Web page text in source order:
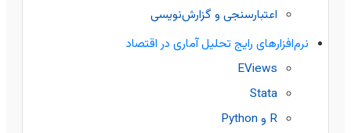
اعتبارسنجی و گزارش‌نویسی
نرم‌افزارهای رایج تحلیل آماری در اقتصاد
EViews
Stata